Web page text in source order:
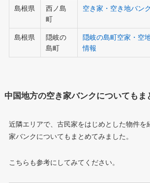
島根県
西ノ島
町
空き家・空き地バンク
島根県
隠岐の
島町
隠岐の島町空家・空
情報
中国地方の空き家バンクについてもま
近隣エリアで、古民家をはじめとした物件を
家バンクについてもまとめてみました。
こちらも参考にしてみてください。